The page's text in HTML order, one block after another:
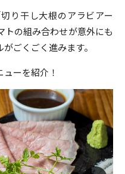
り干し大根のアラビアー
トの組み合わせが意外にも
ごくごく進みます。
ーを紹介！